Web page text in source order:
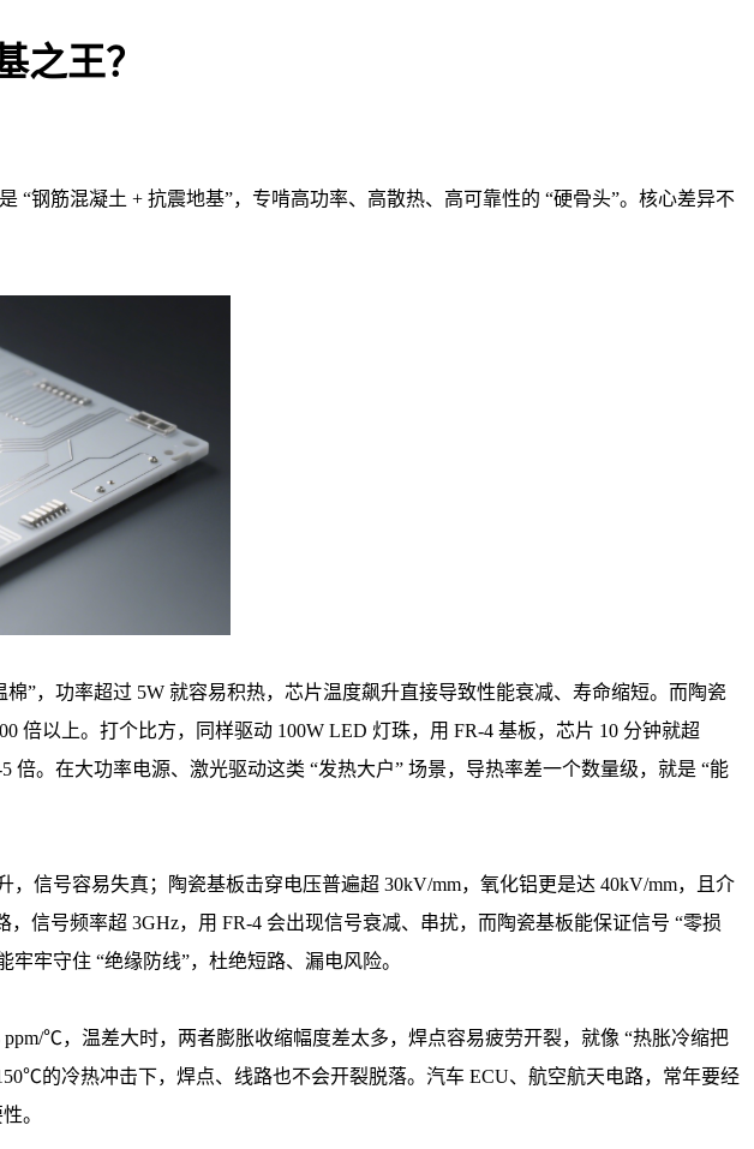
之王？
钢筋混凝土 + 抗震地基”，专啃高功率、高散热、高可靠性的 “硬骨头”。核心差异不
”，功率超过 5W 就容易积热，芯片温度飙升直接导致性能衰减、寿命缩短。而陶瓷
倍以上。打个比方，同样驱动 100W LED 灯珠，用 FR-4 基板，芯片 10 分钟就超
。在大功率电源、激光驱动这类 “发热大户” 场景，导热率差一个数量级，就是 “能
信号容易失真；陶瓷基板击穿电压普遍超 30kV/mm，氧化铝更是达 40kV/mm，且介
信号频率超 3GHz，用 FR-4 会出现信号衰减、串扰，而陶瓷基板能保证信号 “零损
牢守住 “绝缘防线”，杜绝短路、漏电风险。
℃，温差大时，两者膨胀收缩幅度差太多，焊点容易疲劳开裂，就像 “热胀冷缩把
的冷热冲击下，焊点、线路也不会开裂脱落。汽车 ECU、航空航天电路，常年要经
。